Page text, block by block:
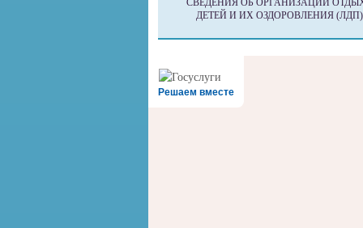
СВЕДЕНИЯ ОБ ОРГАНИЗАЦИИ
ДЕТЕЙ И ИХ ОЗДОРОВЛЕНИЯ (ЛДП)
Решаем вместе